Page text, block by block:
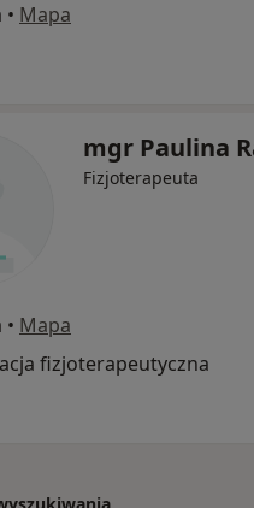
• Mapa
mgr Paulina
Fizjoterapeuta
• Mapa
fizjoterapeutyczna